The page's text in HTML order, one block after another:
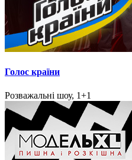
Голос країни
Розважальні шоу, 1+1